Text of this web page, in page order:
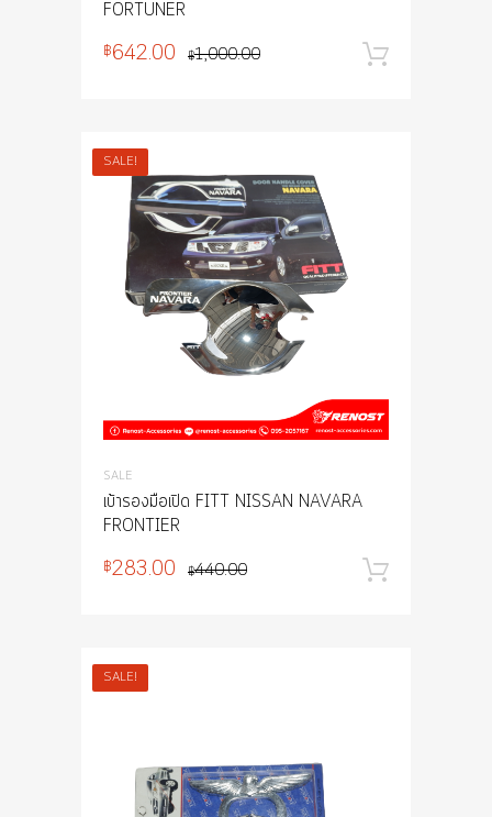
FORTUNER
฿1,000.00
฿642.00
SALE!
SALE
เบ้ารองมือเปิด FITT NISSAN NAVARA
FRONTIER
฿440.00
฿283.00
SALE!